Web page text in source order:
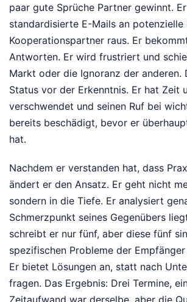
paar gute Sprüche Partner gewinnt.
standardisierte E-Mails an potenzielle
Kooperationspartner raus. Er
Antworten. Er wird frustriert und
Markt oder die Ignoranz der anderen.
Status vor der Erkenntnis. Er hat Zeit
verschwendet und seinen Ruf bei
bereits beschädigt, bevor er
hat.
Nachdem er verstanden hat, dass
ändert er den Ansatz. Er geht nicht
sondern in die Tiefe. Er analysiert
Schmerzpunkt seines Gegenübers
schreibt er nur fünf, aber diese fünf
spezifischen Probleme der
Er bietet Lösungen an, statt nach
fragen. Das Ergebnis: Drei Termine,
Zeitaufwand war derselbe, aber die